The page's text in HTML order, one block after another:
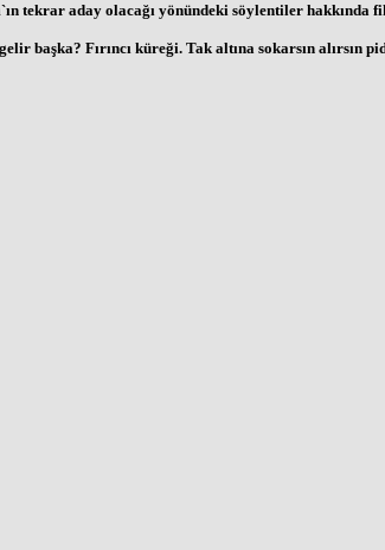
tekrar aday olacağı yönündeki söylentiler hakkında
başka? Fırıncı küreği. Tak altına sokarsın alırsın